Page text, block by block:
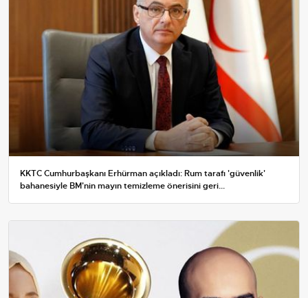
KKTC Cumhurbaşkanı Erhürman açıkladı: Rum tarafı 'güvenlik'
bahanesiyle BM'nin mayın temizleme önerisini geri...